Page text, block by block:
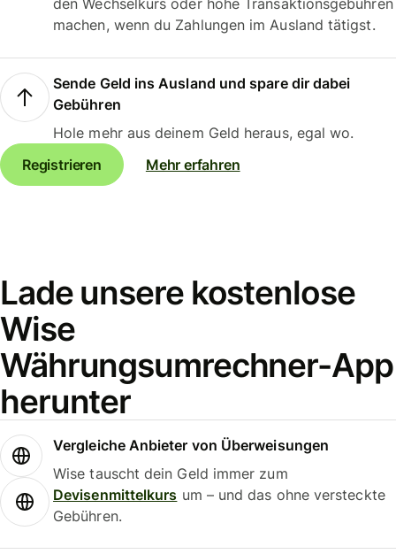
den Wechselkurs oder hohe Transaktionsgebühren
machen, wenn du Zahlungen im Ausland tätigst.
Sende Geld ins Ausland und spare dir dabei
Gebühren
Hole mehr aus deinem Geld heraus, egal wo.
Registrieren
Mehr erfahren
Lade unsere kostenlose
Wise
Währungsumrechner-App
herunter
Vergleiche Anbieter von Überweisungen
Wise tauscht dein Geld immer zum
Devisenmittelkurs um – und das ohne versteckte
Gebühren.